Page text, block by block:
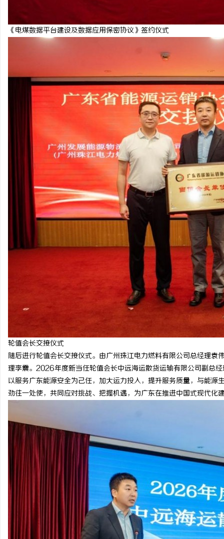
《电煤数据平台建设及数据应用保密协议》签约仪式
轮值会长交接仪式
随后进行轮值会长交接仪式。由广州珠江电力燃料有限公司总经理
理李震。2026年度新当任轮值会长中远海运散货运输有限公司副总
以服务广东能源安全为己任，加大运力投入，提升服务质量，与能
劲往一处使，共同应对挑战、把握机遇，为广东在推进中国式现代化